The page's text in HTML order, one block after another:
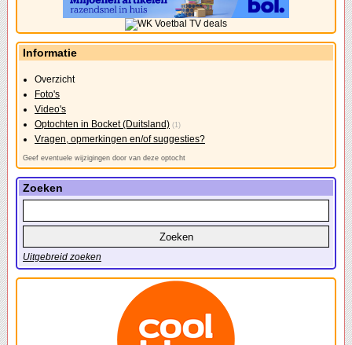
Informatie
Overzicht
Foto's
Video's
Optochten in Bocket (Duitsland) (1)
Vragen, opmerkingen en/of suggesties?
Geef eventuele wijzigingen door van deze optocht
Zoeken
Uitgebreid zoeken